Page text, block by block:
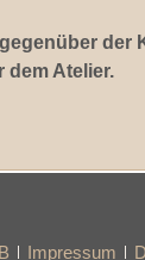
der
dem Atelier.
Impressum